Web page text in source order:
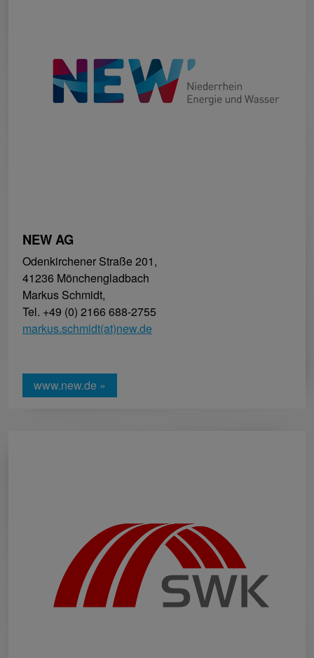
NEW AG
Odenkirchener Straße 201,
41236 Mönchengladbach
Markus Schmidt,
Tel. +49 (0) 2166 688-2755
markus.schmidt(at)new.de
www.new.de »